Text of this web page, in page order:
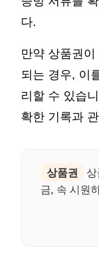
다.
만약 상품권
되는 경우, 이
리할 수 있습
확한 기록과
상품권
금, 속 시원